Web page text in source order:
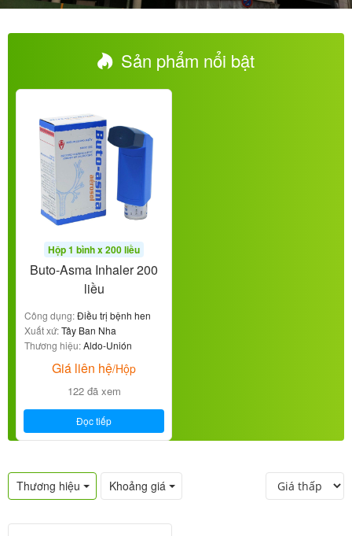
Sản phẩm nổi bật
Hộp 1 bình x 200 liều
Buto-Asma Inhaler 200
liều
Công dụng:Điều trị bệnh hen
Xuất xứ:Tây Ban Nha
Thương hiệu:Aldo-Unión
Giá liên hệ/Hộp
122 đã xem
Đọc tiếp
Thương hiệu Khoảng giá